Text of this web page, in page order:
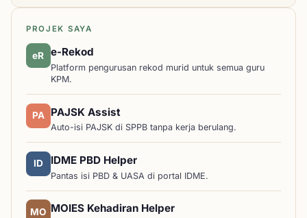
PROJEK SAYA
eR e-Rekod
Platform pengurusan rekod murid untuk semua guru
KPM.
PA PAJSK Assist
Auto-isi PAJSK di SPPB tanpa kerja berulang.
ID IDME PBD Helper
Pantas isi PBD & UASA di portal IDME.
MO MOIES Kehadiran Helper